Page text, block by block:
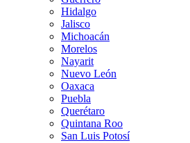
Hidalgo
Jalisco
Michoacán
Morelos
Nayarit
Nuevo León
Oaxaca
Puebla
Querétaro
Quintana Roo
San Luis Potosí